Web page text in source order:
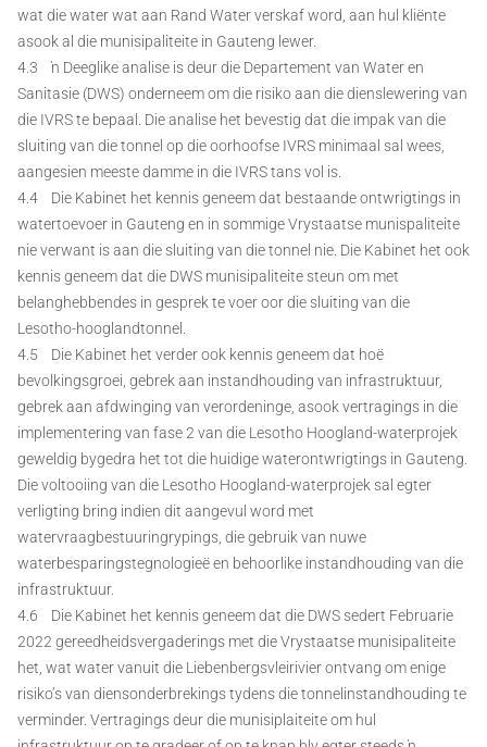
wat die water wat aan Rand Water verskaf word, aan hul kliënte
asook al die munisipaliteite in Gauteng lewer.
4.3 ŉ Deeglike analise is deur die Departement van Water en
Sanitasie (DWS) onderneem om die risiko aan die dienslewering van
die IVRS te bepaal. Die analise het bevestig dat die impak van die
sluiting van die tonnel op die oorhoofse IVRS minimaal sal wees,
aangesien meeste damme in die IVRS tans vol is.
4.4 Die Kabinet het kennis geneem dat bestaande ontwrigtings in
watertoevoer in Gauteng en in sommige Vrystaatse munispaliteite
nie verwant is aan die sluiting van die tonnel nie. Die Kabinet het ook
kennis geneem dat die DWS munisipaliteite steun om met
belanghebbendes in gesprek te voer oor die sluiting van die
Lesotho-hooglandtonnel.
4.5 Die Kabinet het verder ook kennis geneem dat hoë
bevolkingsgroei, gebrek aan instandhouding van infrastruktuur,
gebrek aan afdwinging van verordeninge, asook vertragings in die
implementering van fase 2 van die Lesotho Hoogland-waterprojek
geweldig bygedra het tot die huidige waterontwrigtings in Gauteng.
Die voltooiing van die Lesotho Hoogland-waterprojek sal egter
verligting bring indien dit aangevul word met
watervraagbestuuringrypings, die gebruik van nuwe
waterbesparingstegnologieë en behoorlike instandhouding van die
infrastruktuur.
4.6 Die Kabinet het kennis geneem dat die DWS sedert Februarie
2022 gereedheidsvergaderings met die Vrystaatse munisipaliteite
het, wat water vanuit die Liebenbergsvleirivier ontvang om enige
risiko’s van diensonderbrekings tydens die tonnelinstandhouding te
verminder. Vertragings deur die munisiplaiteite om hul